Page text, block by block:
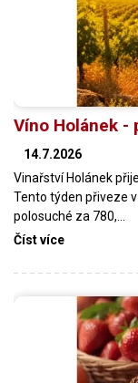
Víno Holánek -
14.7.2026
Vinařství Holánek
Tento týden přiveze
polosuché za 780,…
Číst více